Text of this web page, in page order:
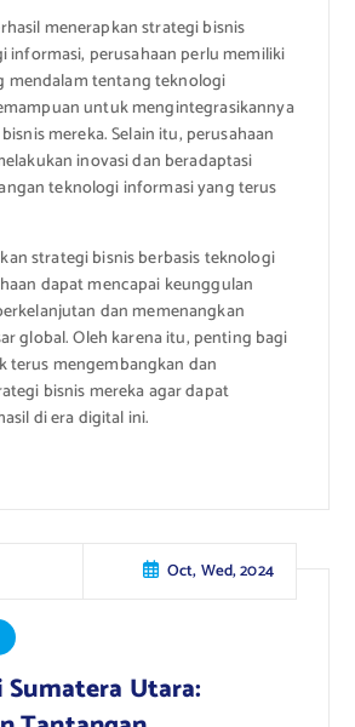
menerapkan strategi bisnis
informasi, perusahaan perlu memiliki
mendalam tentang teknologi
untuk mengintegrasikannya
mereka. Selain itu, perusahaan
inovasi dan beradaptasi
teknologi informasi yang terus
strategi bisnis berbasis teknologi
dapat mencapai keunggulan
dan memenangkan
global. Oleh karena itu, penting bagi
terus mengembangkan dan
bisnis mereka agar dapat
di era digital ini.
Oct, Wed, 2024
Utara: